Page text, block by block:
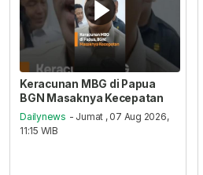
Keracunan MBG di Papua
BGN Masaknya Kecepatan
Dailynews - Jumat , 07 Aug 2026,
11:15 WIB